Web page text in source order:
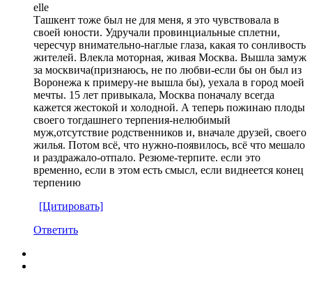
elle
Ташкент тоже был не для меня, я это чувствовала в
своей юности. Удручали провинциальные сплетни,
чересчур внимательно-наглые глаза, какая то сонливость
жителей. Влекла моторная, живая Москва. Вышла замуж
за москвича(признаюсь, не по любви-если бы он был из
Воронежа к примеру-не вышла бы), уехала в город моей
мечты. 15 лет привыкала, Москва поначалу всегда
кажется жестокой и холодной. А теперь пожинаю плоды
своего тогдашнего терпения-нелюбимый
муж,отсутствие родственников и, вначале друзей, своего
жилья. Потом всё, что нужно-появилось, всё что мешало
и раздражало-отпало. Резюме-терпите. если это
временно, если в этом есть смысл, если виднеется конец
терпению
[Цитировать]
Ответить